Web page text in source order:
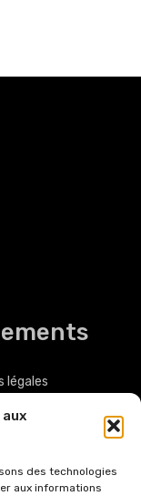
des technologies
aux informations
légales
de confidentialité
générales de
d'utilisation